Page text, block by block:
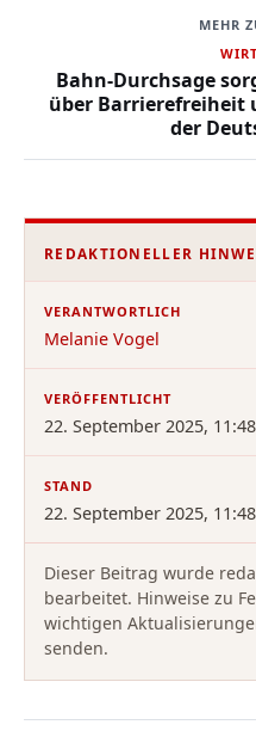
MEHR
Bahn-Durchsage
über Barrierefreiheit
der
REDAKTIONELLER
VERANTWORTLICH
Melanie Vogel
VERÖFFENTLICHT
22. September 2025,
STAND
22. September 2025,
Dieser Beitrag wurde
bearbeitet. Hinweise zu
wichtigen
senden.